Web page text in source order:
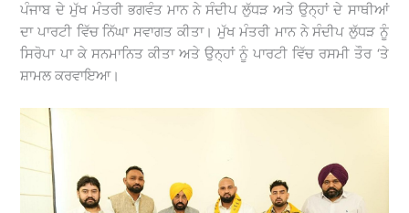
ਪੰਜਾਬ ਦੇ ਮੁੱਖ ਮੰਤਰੀ ਭਗਵੰਤ ਮਾਨ ਨੇ ਸੰਦੀਪ ਲੁੱਧੜ ਅਤੇ ਉਨ੍ਹਾਂ ਦੇ ਸਾਥੀਆਂ
ਦਾ ਪਾਰਟੀ ਵਿੱਚ ਨਿੱਘਾ ਸਵਾਗਤ ਕੀਤਾ। ਮੁੱਖ ਮੰਤਰੀ ਮਾਨ ਨੇ ਸੰਦੀਪ ਲੁੱਧੜ ਨੂੰ
ਸਿਰੋਪਾ ਪਾ ਕੇ ਸਨਮਾਨਿਤ ਕੀਤਾ ਅਤੇ ਉਨ੍ਹਾਂ ਨੂੰ ਪਾਰਟੀ ਵਿੱਚ ਰਸਮੀ ਤੌਰ ‘ਤੇ
ਸ਼ਾਮਲ ਕਰਵਾਇਆ।